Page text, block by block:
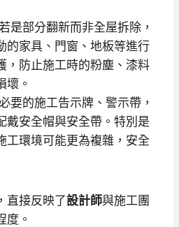
是部分翻新而非全屋拆除，
的家具、門窗、地板等進行
，防止施工時的粉塵、漆料
壞。
要的施工告示牌、警示帶，
戴安全帽與安全帶。特別是
工環境可能更為複雜，安全
直接反映了設計師與施工團
度。